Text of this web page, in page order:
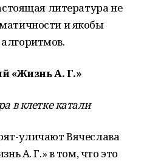
литература не
и якобы
«Жизнь А. Г.»
в клетке катали
уличают Вячеслава
А. Г.» в том, что это